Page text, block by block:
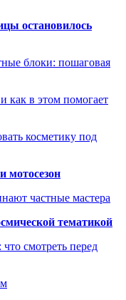
остановилось
блоки: пошаговая
как в этом помогает
косметику под
мотосезон
частные мастера
тематикой
смотреть перед